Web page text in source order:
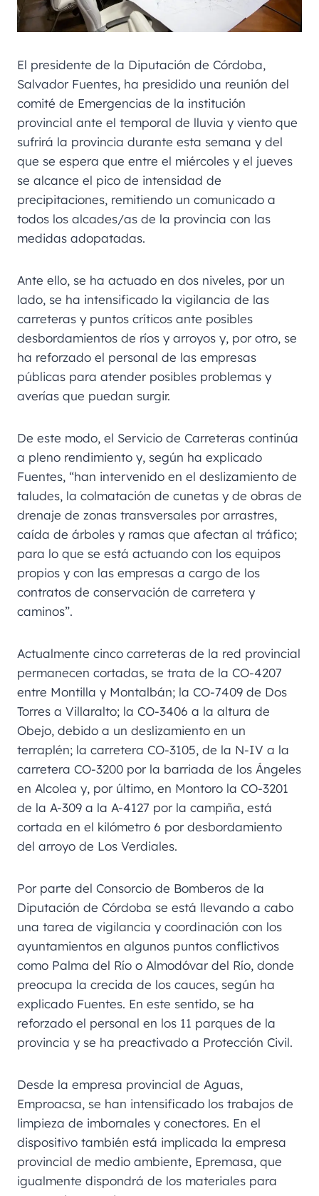
El presidente de la Diputación de Córdoba,
Salvador Fuentes, ha presidido una reunión del
comité de Emergencias de la institución
provincial ante el temporal de lluvia y viento que
sufrirá la provincia durante esta semana y del
que se espera que entre el miércoles y el jueves
se alcance el pico de intensidad de
precipitaciones, remitiendo un comunicado a
todos los alcades/as de la provincia con las
medidas adopatadas.
Ante ello, se ha actuado en dos niveles, por un
lado, se ha intensificado la vigilancia de las
carreteras y puntos críticos ante posibles
desbordamientos de ríos y arroyos y, por otro, se
ha reforzado el personal de las empresas
públicas para atender posibles problemas y
averías que puedan surgir.
De este modo, el Servicio de Carreteras continúa
a pleno rendimiento y, según ha explicado
Fuentes, “han intervenido en el deslizamiento de
taludes, la colmatación de cunetas y de obras de
drenaje de zonas transversales por arrastres,
caída de árboles y ramas que afectan al tráfico;
para lo que se está actuando con los equipos
propios y con las empresas a cargo de los
contratos de conservación de carretera y
caminos”.
Actualmente cinco carreteras de la red provincial
permanecen cortadas, se trata de la CO-4207
entre Montilla y Montalbán; la CO-7409 de Dos
Torres a Villaralto; la CO-3406 a la altura de
Obejo, debido a un deslizamiento en un
terraplén; la carretera CO-3105, de la N-IV a la
carretera CO-3200 por la barriada de los Ángeles
en Alcolea y, por último, en Montoro la CO-3201
de la A-309 a la A-4127 por la campiña, está
cortada en el kilómetro 6 por desbordamiento
del arroyo de Los Verdiales.
Por parte del Consorcio de Bomberos de la
Diputación de Córdoba se está llevando a cabo
una tarea de vigilancia y coordinación con los
ayuntamientos en algunos puntos conflictivos
como Palma del Río o Almodóvar del Río, donde
preocupa la crecida de los cauces, según ha
explicado Fuentes. En este sentido, se ha
reforzado el personal en los 11 parques de la
provincia y se ha preactivado a Protección Civil.
Desde la empresa provincial de Aguas,
Emproacsa, se han intensificado los trabajos de
limpieza de imbornales y conectores. En el
dispositivo también está implicada la empresa
provincial de medio ambiente, Epremasa, que
igualmente dispondrá de los materiales para